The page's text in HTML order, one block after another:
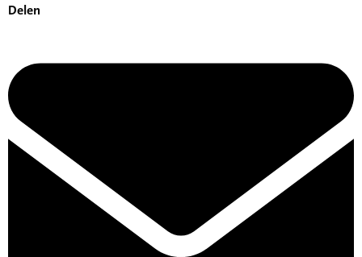
Delen